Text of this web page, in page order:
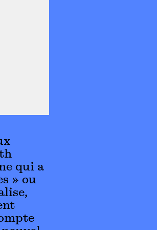
qui a
» ou